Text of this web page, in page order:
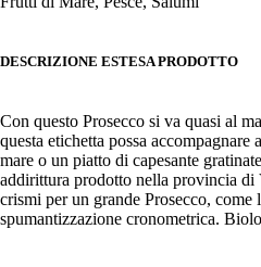
DESCRIZIONE ESTESA PRODOTTO
Con questo Prosecco si va quasi al
questa etichetta possa accompagnare
mare o un piatto di capesante
addirittura prodotto nella provincia di
crismi per un grande Prosecco, come
spumantizzazione cronometrica.